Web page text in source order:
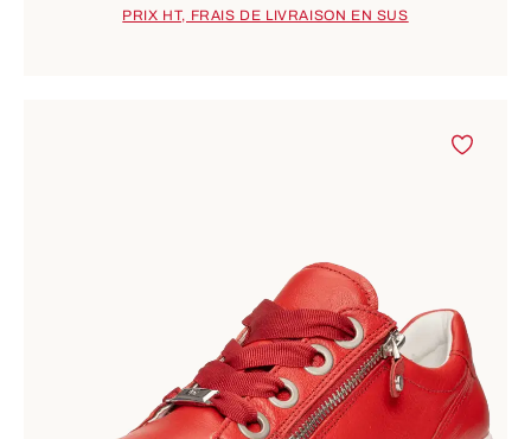
PRIX HT, FRAIS DE LIVRAISON EN SUS